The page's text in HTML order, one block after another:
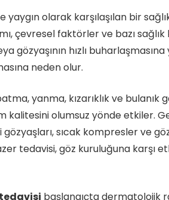
yaygın olarak karşılaşılan bir
çevresel faktörler ve bazı sağlık
gözyaşının hızlı
neden olur.
yanma, kızarıklık ve
kalitesini olumsuz yönde etkiler.
sıcak kompresler ve
tedavisi, göz kuruluğuna karşı
başlangıçta dermatolojik